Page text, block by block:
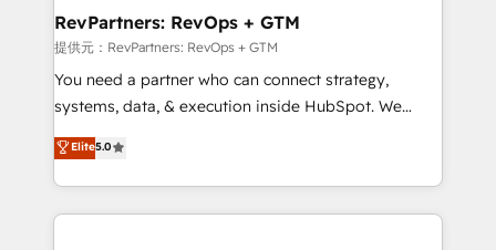
marketing campaigns, & RevOps frameworks that
fuel long-term success We connect the entire
customer lifecycle through seamless integrations,
ensure long-term adoption with change-
and service to drive sustainable growth With 6 key
HubSpot accreditations and experience across
RevPartners: RevOps + GTM
提供元：RevPartners: RevOps + GTM
You need a partner who can connect strategy,
systems, data, & execution inside HubSpot. We
bridge the gap where most agencies fall short by
combining GTM strategy with technical execution to
solve the right problem with the right solution. As the
only firm in the world to hold Elite Partner
Elite5.0